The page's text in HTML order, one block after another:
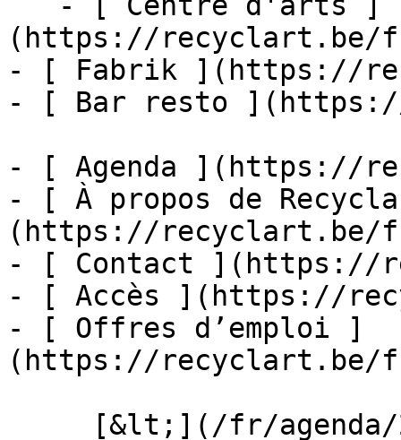
(https://recyclart.be/
- [ Fabrik ](https://
- [ Bar resto
- [ Agenda ](https://
- [ À propos de
(https://recyclart.be/
- [ Contact ](https://
- [ Accès ](https://
- [ Offres d’emploi ]
(https://recyclart.be/